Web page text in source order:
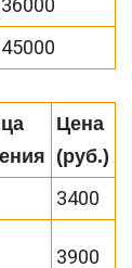
Цена
(руб.)
3400
3900